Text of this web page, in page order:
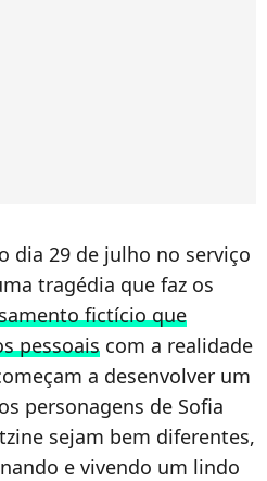
dia 29 de julho no serviço
tragédia que faz os
fictício que
pessoais com a realidade
a desenvolver um
personagens de Sofia
sejam bem diferentes,
e vivendo um lindo